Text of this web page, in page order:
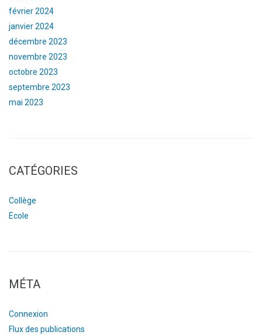
février 2024
janvier 2024
décembre 2023
novembre 2023
octobre 2023
septembre 2023
mai 2023
CATÉGORIES
Collège
Ecole
MÉTA
Connexion
Flux des publications